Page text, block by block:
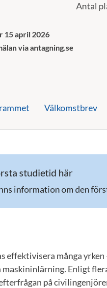
Antal
15 april 2026
via antagning.se
Välkomstbrev
studietid här
information om den
många yrken
Enligt
på